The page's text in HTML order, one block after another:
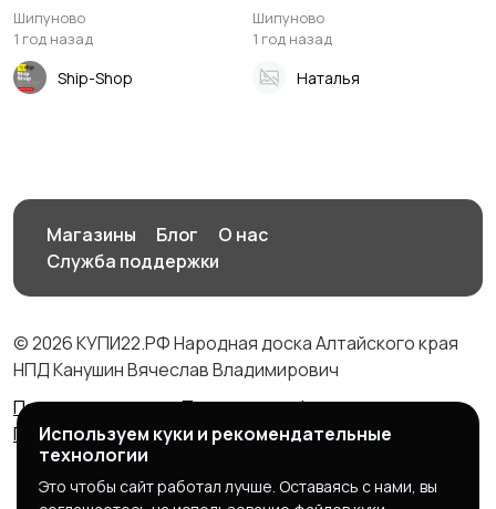
Шипуново
1 год назад
Ship-Shop
Шипуново
1 год назад
Наталья
Магазины Блог
О нас
Служба поддержки
© 2026 КУПИ22.РФ Народная доска Алтайского края
НПД Канушин Вячеслав Владимирович
Правила сервиса
Политика конфиденциальности
Политика использования cookie
Используем куки и рекомендательные
технологии
Это чтобы сайт работал лучше. Оставаясь с нами, вы